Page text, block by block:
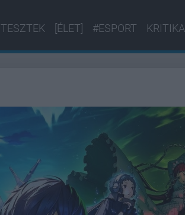
TESZTEK [ÉLET] #ESPORT KRITIKA